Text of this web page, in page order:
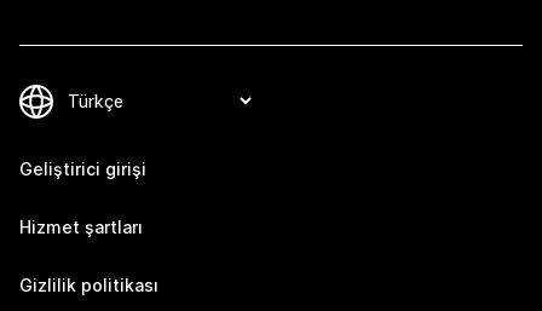
Geliştirici girişi
Hizmet şartları
Gizlilik politikası